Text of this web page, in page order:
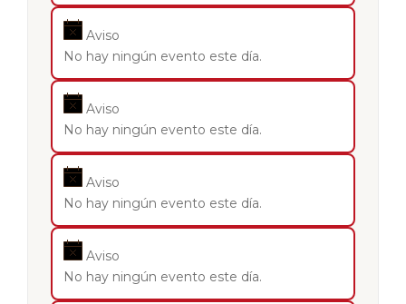
Aviso
No hay ningún evento este día.
Aviso
No hay ningún evento este día.
Aviso
No hay ningún evento este día.
Aviso
No hay ningún evento este día.